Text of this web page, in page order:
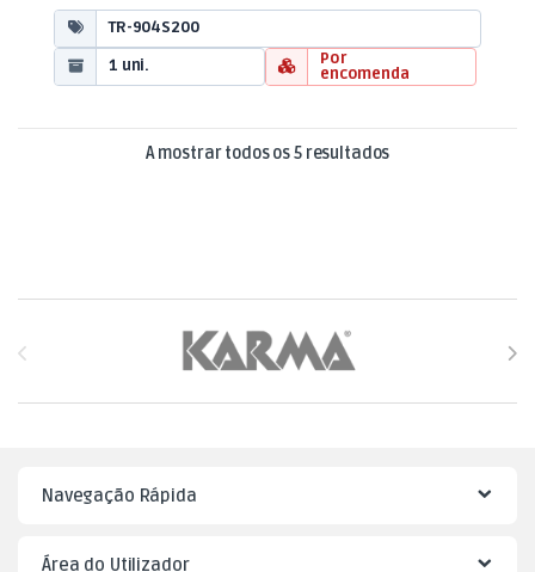
TR-904S200
1 uni.
Por
encomenda
A mostrar todos os 5 resultadosOrdenado por
Navegação Rápida
Área do Utilizador